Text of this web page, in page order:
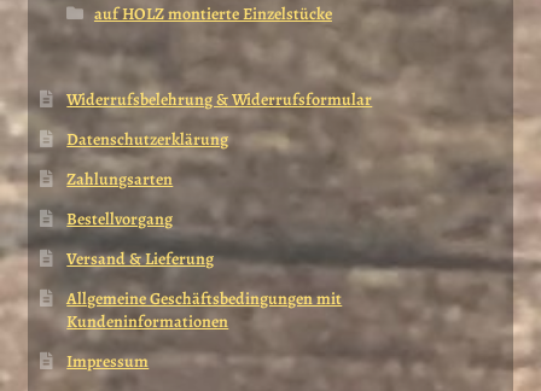
auf HOLZ montierte Einzelstücke
Widerrufsbelehrung & Widerrufsformular
Datenschutzerklärung
Zahlungsarten
Bestellvorgang
Versand & Lieferung
Allgemeine Geschäftsbedingungen mit
Kundeninformationen
Impressum